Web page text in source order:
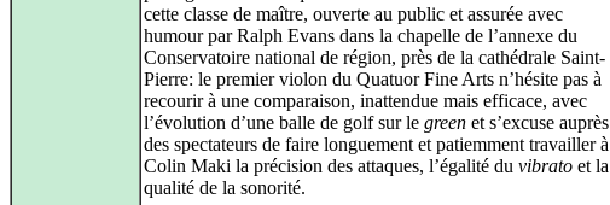
cette classe de maître, ouverte au public et assurée avec
humour par Ralph Evans dans la chapelle de l’annexe du
Conservatoire national de région, près de la cathédrale Saint-
Pierre: le premier violon du Quatuor Fine Arts n’hésite pas à
recourir à une comparaison, inattendue mais efficace, avec
l’évolution d’une balle de golf sur le green et s’excuse auprès
des spectateurs de faire longuement et patiemment travailler à
Colin Maki la précision des attaques, l’égalité du vibrato et la
qualité de la sonorité.